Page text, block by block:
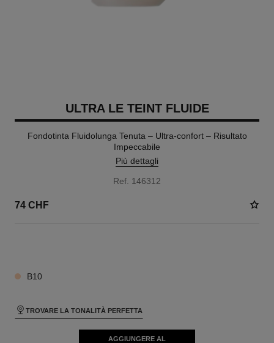
ULTRA LE TEINT FLUIDE
Fondotinta Fluidolunga Tenuta – Ultra-confort – Risultato
Impeccabile
Più dettagli
Ref. 146312
74 CHF
B10
TROVARE LA TONALITÀ PERFETTA
AGGIUNGERE AL